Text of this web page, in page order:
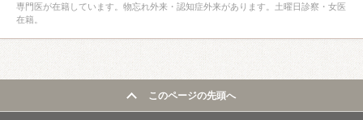
専門医が在籍しています。物忘れ外来・認知症外来があります。土曜日診察・女医
在籍。
このページの先頭へ